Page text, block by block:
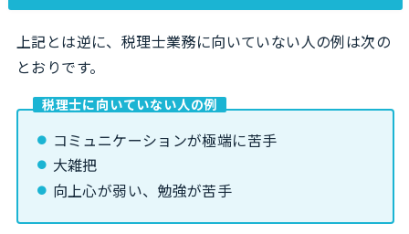
上記とは逆に、税理士業務に向いていない人の例は次の
とおりです。
税理士に向いていない人の例
コミュニケーションが極端に苦手
大雑把
向上心が弱い、勉強が苦手